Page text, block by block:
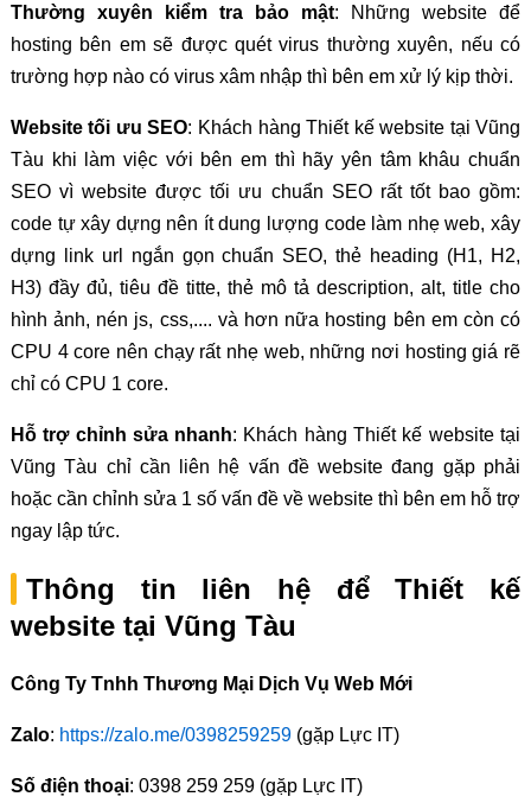
Thường xuyên kiểm tra bảo mật: Những website để
hosting bên em sẽ được quét virus thường xuyên, nếu có
trường hợp nào có virus xâm nhập thì bên em xử lý kịp thời.
Website tối ưu SEO: Khách hàng Thiết kế website tại Vũng
Tàu khi làm việc với bên em thì hãy yên tâm khâu chuẩn
SEO vì website được tối ưu chuẩn SEO rất tốt bao gồm:
code tự xây dựng nên ít dung lượng code làm nhẹ web, xây
dựng link url ngắn gọn chuẩn SEO, thẻ heading (H1, H2,
H3) đầy đủ, tiêu đề titte, thẻ mô tả description, alt, title cho
hình ảnh, nén js, css,.... và hơn nữa hosting bên em còn có
CPU 4 core nên chạy rất nhẹ web, những nơi hosting giá rẽ
chỉ có CPU 1 core.
Hỗ trợ chỉnh sửa nhanh: Khách hàng Thiết kế website tại
Vũng Tàu chỉ cần liên hệ vấn đề website đang gặp phải
hoặc cần chỉnh sửa 1 số vấn đề về website thì bên em hỗ trợ
ngay lập tức.
Thông tin liên hệ để Thiết kế
website tại Vũng Tàu
Công Ty Tnhh Thương Mại Dịch Vụ Web Mới
Zalo: https://zalo.me/0398259259(gặp Lực IT)
Số điện thoại: 0398 259 259 (gặp Lực IT)